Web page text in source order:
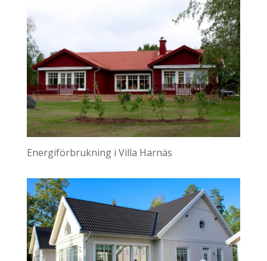
Energiförbrukning i Villa Harnäs